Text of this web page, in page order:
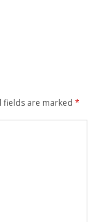
fields are marked *